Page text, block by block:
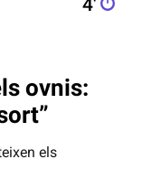
ovnis:
els